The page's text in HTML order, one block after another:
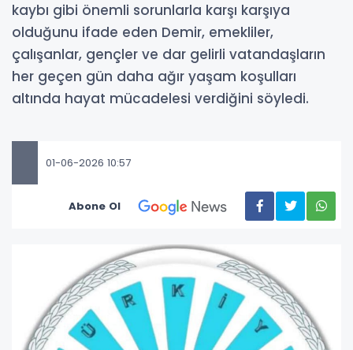
kaybı gibi önemli sorunlarla karşı karşıya
olduğunu ifade eden Demir, emekliler,
çalışanlar, gençler ve dar gelirli vatandaşların
her geçen gün daha ağır yaşam koşulları
altında hayat mücadelesi verdiğini söyledi.
01-06-2026 10:57
Abone Ol